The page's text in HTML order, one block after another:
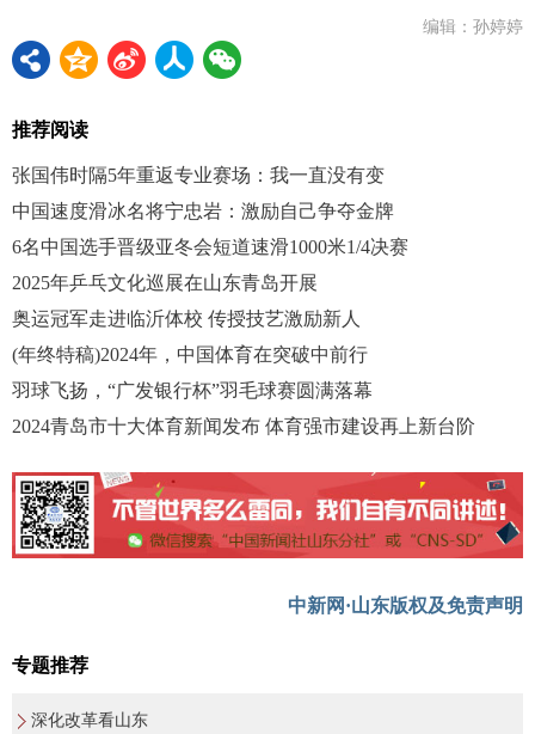
编辑：孙婷婷
推荐阅读
张国伟时隔5年重返专业赛场：我一直没有变
中国速度滑冰名将宁忠岩：激励自己争夺金牌
6名中国选手晋级亚冬会短道速滑1000米1/4决赛
2025年乒乓文化巡展在山东青岛开展
奥运冠军走进临沂体校 传授技艺激励新人
(年终特稿)2024年，中国体育在突破中前行
羽球飞扬，“广发银行杯”羽毛球赛圆满落幕
2024青岛市十大体育新闻发布 体育强市建设再上新台阶
中新网·山东版权及免责声明
专题推荐
深化改革看山东